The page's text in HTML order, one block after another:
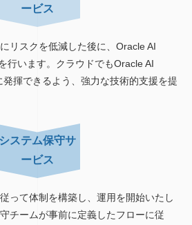
ービス
リスクを低減した後に、Oracle AI
行います。クラウドでもOracle AI
揮できるよう、強力な技術的支援を提
システム保守サ
ービス
って体制を構築し、運用を開始いたし
チームが事前に定義したフローに従